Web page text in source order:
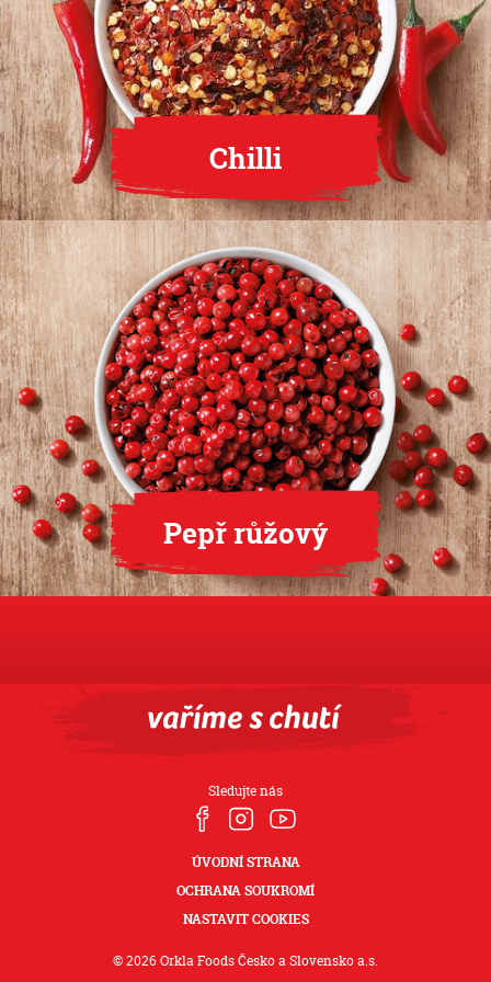
Chilli
Pepř růžový
Sledujte nás
ÚVODNÍ STRANA
OCHRANA SOUKROMÍ
NASTAVIT COOKIES
© 2026 Orkla Foods Česko a Slovensko a.s.